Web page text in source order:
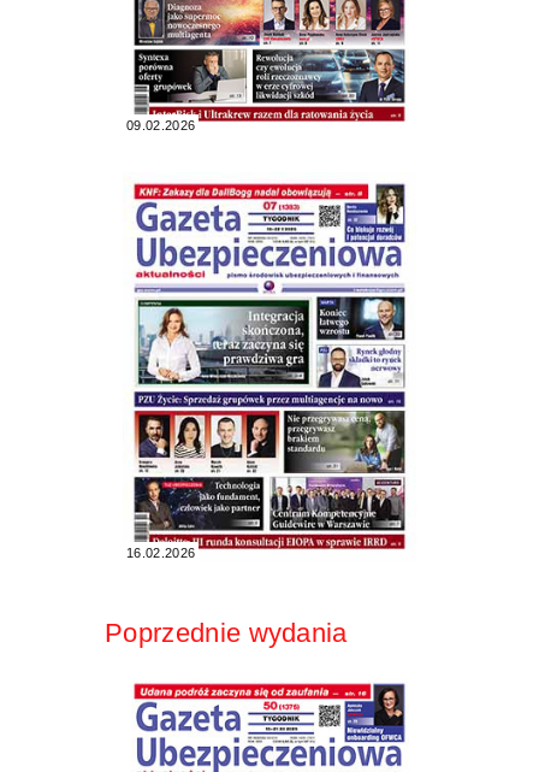
09.02.2026
16.02.2026
Poprzednie wydania